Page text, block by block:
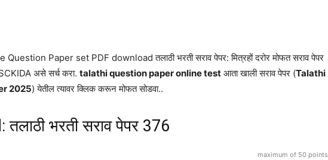
Paper set PDF download तलाठी भरती सराव पेपर: मित्रहों दरोर मोफत सराव पेपर
असे सर्च करा. talathi question paper online test आता खाली सराव पेपर (Talathi
2025) येतील त्यावर क्लिक करून मोफत सोडवा..
भरती सराव पेपर 376
maximum of 50 points